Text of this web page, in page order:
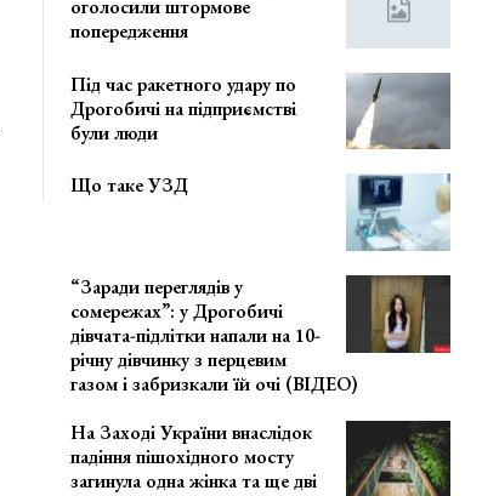
оголосили штормове
попередження
Під час ракетного удару по
Дрогобичі на підприємстві
були люди
Що таке УЗД
“Заради переглядів у
сомережах”: у Дрогобичі
дівчата-підлітки напали на 10-
річну дівчинку з перцевим
газом і забризкали їй очі (ВІДЕО)
На Заході України внаслідок
падіння пішохідного мосту
загинула одна жінка та ще дві